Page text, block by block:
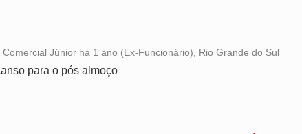
Conciliação com a vida familiar
Júnior há 1 ano (Ex-Funcionário), Rio Grande do Sul
para o pós almoço